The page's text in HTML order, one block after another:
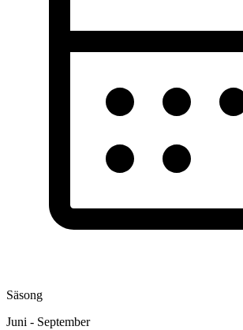
Säsong
Juni - September